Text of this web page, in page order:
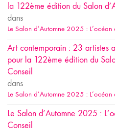
la 122ème édition du Salon
dans
Le Salon d’Automne 2025 :
Art contemporain : 23 artistes
pour la 122ème édition du
Conseil
dans
Le Salon d’Automne 2025 :
Le Salon d’Automne 2025 :
Conseil